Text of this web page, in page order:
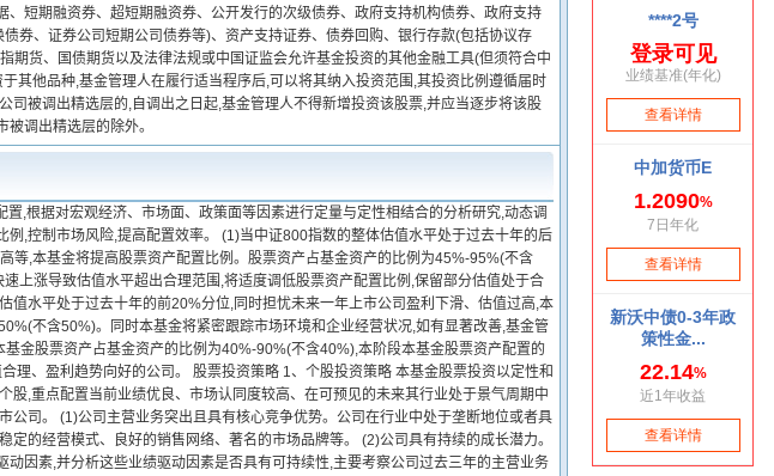
短期融资券、超短期融资券、公开发行的次级债券、政府支持机构债券、政府支持
券、证券公司短期公司债券等)、资产支持证券、债券回购、银行存款(包括协议存
期货、国债期货以及法律法规或中国证监会允许基金投资的其他金融工具(但须符合中
其他品种,基金管理人在履行适当程序后,可以将其纳入投资范围,其投资比例遵循届时
司被调出精选层的,自调出之日起,基金管理人不得新增投资该股票,并应当逐步将该股
调出精选层的除外。
,根据对宏观经济、市场面、政策面等因素进行定量与定性相结合的分析研究,动态调
,控制市场风险,提高配置效率。 (1)当中证800指数的整体估值水平处于过去十年的后
等,本基金将提高股票资产配置比例。股票资产占基金资产的比例为45%-95%(不含
上涨导致估值水平超出合理范围,将适度调低股票资产配置比例,保留部分估值处于合
值水平处于过去十年的前20%分位,同时担忧未来一年上市公司盈利下滑、估值过高,本
不含50%)。同时本基金将紧密跟踪市场环境和企业经营状况,如有显著改善,基金管
金股票资产占基金资产的比例为40%-90%(不含40%),本阶段本基金股票资产配置的
理、盈利趋势向好的公司。 股票投资策略 1、个股投资策略 本基金股票投资以定性和
股,重点配置当前业绩优良、市场认同度较高、在可预见的未来其行业处于景气周期中
公司。 (1)公司主营业务突出且具有核心竞争优势。公司在行业中处于垄断地位或者具
的经营模式、良好的销售网络、著名的市场品牌等。 (2)公司具有持续的成长潜力。
因素,并分析这些业绩驱动因素是否具有可持续性,主要考察公司过去三年的主营业务